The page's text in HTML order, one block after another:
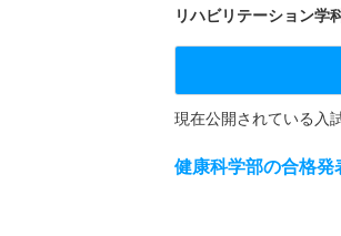
リハビリテーション学
現在公開されている入
健康科学部の合格発